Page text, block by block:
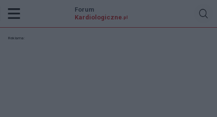
Forum
Kardiologiczne .pl
Reklama: